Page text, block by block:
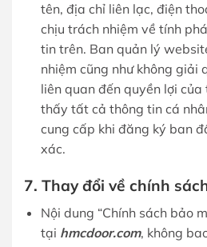
tên, địa chỉ liên lạc, điện
chịu trách nhiệm về tính
tin trên. Ban quản lý
nhiệm cũng như không giải
liên quan đến quyền lợi
thấy tất cả thông tin cá
cung cấp khi đăng ký ban
xác.
7. Thay đổi về chính
Nội dung “Chính sách bảo
tại hmcdoor.com, không